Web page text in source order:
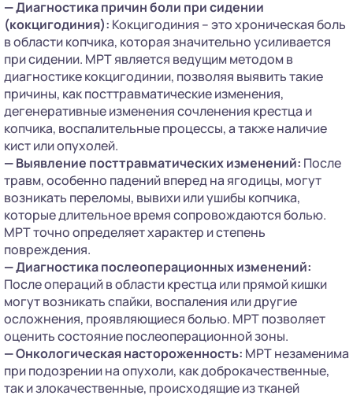
—Диагностика причин боли при сидении
(кокцигодиния): Кокцигодиния – это хроническая боль
в области копчика, которая значительно усиливается
при сидении. МРТ является ведущим методом в
диагностике кокцигодинии, позволяя выявить такие
причины, как посттравматические изменения,
дегенеративные изменения сочленения крестца и
копчика, воспалительные процессы, а также наличие
кист или опухолей.
—Выявление посттравматических изменений: После
травм, особенно падений вперед на ягодицы, могут
возникать переломы, вывихи или ушибы копчика,
которые длительное время сопровождаются болью.
МРТ точно определяет характер и степень
повреждения.
—Диагностика послеоперационных изменений:
После операций в области крестца или прямой кишки
могут возникать спайки, воспаления или другие
осложнения, проявляющиеся болью. МРТ позволяет
оценить состояние послеоперационной зоны.
—Онкологическая настороженность: МРТ незаменима
при подозрении на опухоли, как доброкачественные,
так и злокачественные, происходящие из тканей